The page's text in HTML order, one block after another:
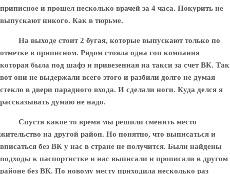
приписное и прошел несколько врачей за 4 часа. Покурить не
выпускают никого. Как в тюрьме.
На выходе стоит 2 бугая, которые выпускают только по
отметке в приписном. Рядом стояла одна гоп компания
которая была под шафэ и привезенная на такси за счет ВК. Так
вот они не выдержали всего этого и разбили долго не думая
стекло в двери парадного входа. И сделали ноги. Куда делся я
рассказывать думаю не надо.
Спустя какое то время мы решили сменить место
жительство на другой район. Но понятно, что выписаться и
вписаться без ВК у нас в стране не получится. Были найдены
подходы к паспортистке и нас выписали и прописали в другом
районе без ВК. По новому месту приходила несколько раз